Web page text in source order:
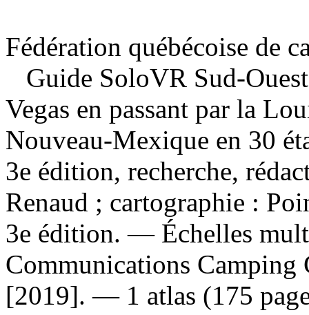
Fédération québécoise de
Guide SoloVR Sud-
Vegas en passant par la
Nouveau-Mexique en 30
3e édition, recherche,
Renaud ; cartographie :
3e édition. — Échelles
Communications Camping
[2019]. — 1 atlas (175